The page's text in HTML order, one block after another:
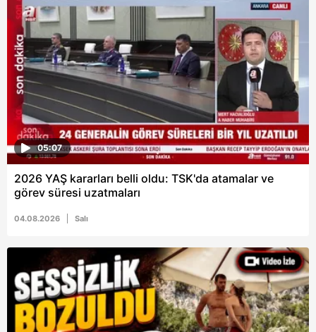
6698 sayılı Kişisel Verilerin Korunması Kanunu uyarınca
hazırlanmış Aydınlatma Metnimizi okumak ve sitemizde
ilgili mevzuata uygun olarak kullanılan çerezlerle ilgili bilgi
almak için lütfentıklayınız.
05:07
2026 YAŞ kararları belli oldu: TSK'da atamalar ve
görev süresi uzatmaları
04.08.2026 Salı